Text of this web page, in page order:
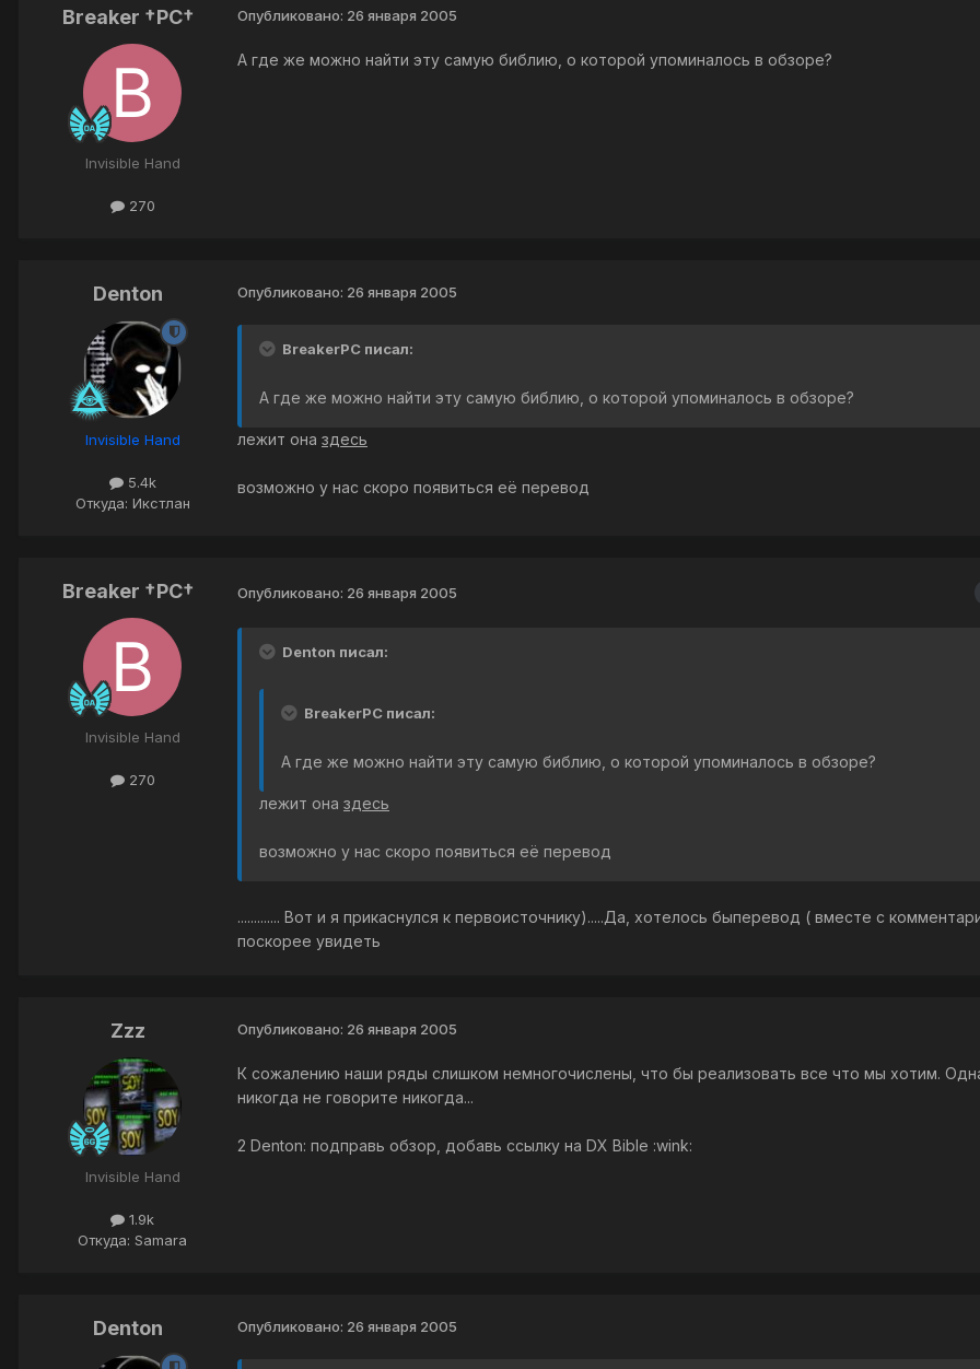
Breaker †PC†
Invisible Hand
270
Опубликовано: 26 января 2005
А где же можно найти эту самую библию, о которой упоминалось в обзоре?
Denton
Invisible Hand
5.4k
Откуда: Икстлан
Опубликовано: 26 января 2005
BreakerPC писал:
А где же можно найти эту самую библию, о которой упоминалось в обзоре?
лежит она здесь
возможно у нас скоро появиться её перевод
Breaker †PC†
Invisible Hand
270
Опубликовано: 26 января 2005
Denton писал:
BreakerPC писал:
А где же можно найти эту самую библию, о которой упоминалось в обзоре?
лежит она здесь
возможно у нас скоро появиться её перевод
............. Вот и я прикаснулся к первоисточнику).....Да, хотелось быперевод ( вместе с
поскорее увидеть
Zzz
Invisible Hand
1.9k
Откуда: Samara
Опубликовано: 26 января 2005
К сожалению наши ряды слишком немногочислены, что бы реализовать все что мы хотим.
никогда не говорите никогда...
2 Denton: подправь обзор, добавь ссылку на DX Bible :wink:
Denton Опубликовано: 26 января 2005